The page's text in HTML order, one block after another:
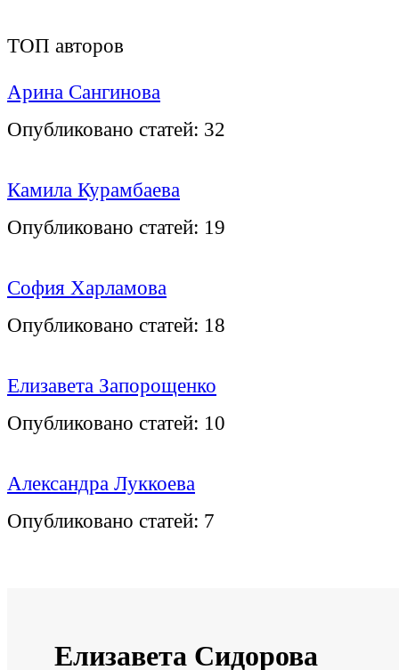
ТОП авторов
Арина Сангинова
Опубликовано статей: 32
Камила Курамбаева
Опубликовано статей: 19
София Харламова
Опубликовано статей: 18
Елизавета Запорощенко
Опубликовано статей: 10
Александра Луккоева
Опубликовано статей: 7
Елизавета Сидорова